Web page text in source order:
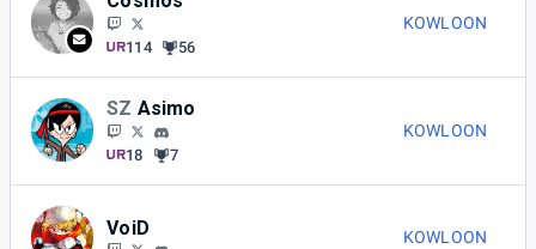
114 56
KOWLOON
SZ Asimo
18 7
KOWLOON
VoiD KOWLOON